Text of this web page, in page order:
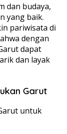
dan budaya,
yang baik.
pariwisata di
dengan
dapat
dan layak
Garut
untuk